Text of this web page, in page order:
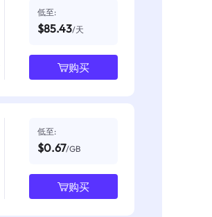
低至:
$85.43/天
购买
低至:
$0.67/GB
购买